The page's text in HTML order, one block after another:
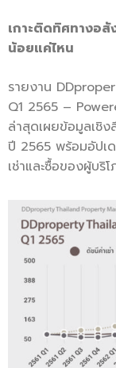
เกาะติดทิศทางอสั
น้อยแค่ไหน
รายงาน
Q1 2565 –
ล่าสุดเผยข้อมูลเชิ
ปี 2565 พร้อมอัปเ
เช่าและซื้อของผู้บริ